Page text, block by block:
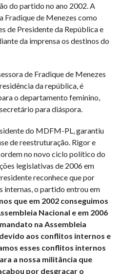
do partido no ano 2002. A
Fradique de Menezes como
de Presidente da República e
da imprensa os destinos do
de Fradique de Menezes
da república, é
o departamento feminino,
para diáspora.
do MDFM-PL, garantiu
de reestruturação. Rigor e
no novo ciclo político do
legislativas de 2006 em
reconhece que por
internas, o partido entrou em
que em 2002 conseguimos
Nacional e em 2006
na Assembleia
aos conflitos internos e
esses conflitos internos
a nossa militância que
por desgraçar o